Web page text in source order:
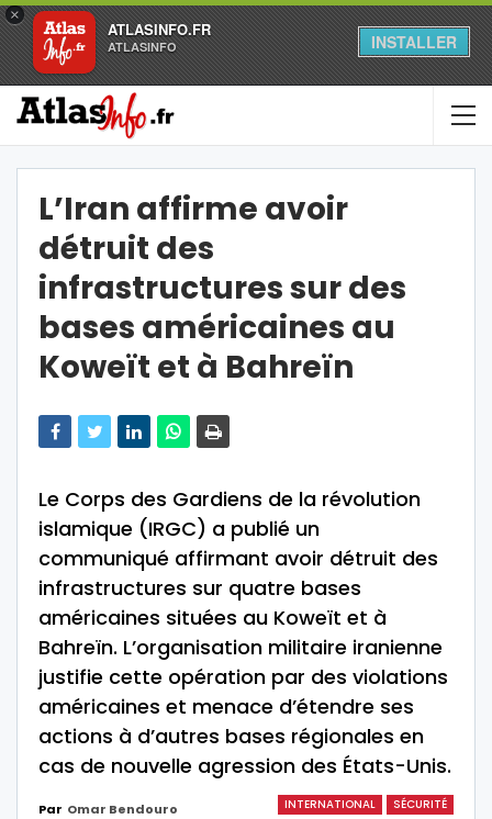
×
ATLASINFO.FR
ATLASINFO INSTALLER
L’Iran affirme avoir
détruit des
infrastructures sur des
bases américaines au
Koweït et à Bahreïn
Le Corps des Gardiens de la révolution
islamique (IRGC) a publié un
communiqué affirmant avoir détruit des
infrastructures sur quatre bases
américaines situées au Koweït et à
Bahreïn. L’organisation militaire iranienne
justifie cette opération par des violations
américaines et menace d’étendre ses
actions à d’autres bases régionales en
cas de nouvelle agression des États-Unis.
INTERNATIONAL SÉCURITÉ
Par Omar Bendouro